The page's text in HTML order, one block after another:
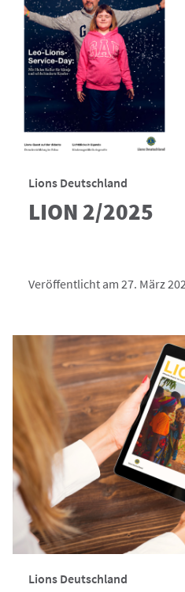
Lions Deutschland
LION 2/2025
Veröffentlicht am 27. März
Lions Deutschland